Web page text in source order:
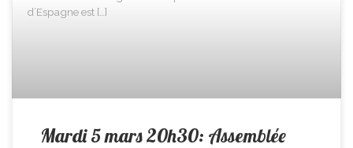
d’Espagne est […]
Mardi 5 mars 20h30: Assemblée